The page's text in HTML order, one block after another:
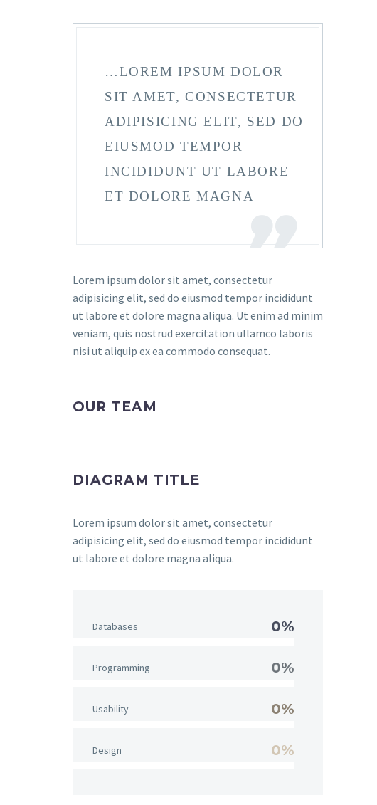
…LOREM IPSUM DOLOR
SIT AMET, CONSECTETUR
ADIPISICING ELIT, SED DO
EIUSMOD TEMPOR
INCIDIDUNT UT LABORE
ET DOLORE MAGNA
Lorem ipsum dolor sit amet, consectetur
adipisicing elit, sed do eiusmod tempor incididunt
ut labore et dolore magna aliqua. Ut enim ad minim
veniam, quis nostrud exercitation ullamco laboris
nisi ut aliquip ex ea commodo consequat.
OUR TEAM
DIAGRAM TITLE
Lorem ipsum dolor sit amet, consectetur
adipisicing elit, sed do eiusmod tempor incididunt
ut labore et dolore magna aliqua.
Databases 0%
Programming 0%
Usability 0%
Design 0%